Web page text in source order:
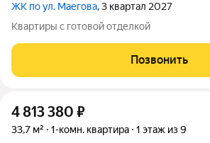
ЖК по ул. Маегова, 3 квартал 2027
Квартиры с готовой отделкой
Позвонить
4 813 380 ₽
33,7 м² 1-комн. квартира 1 этаж из 9